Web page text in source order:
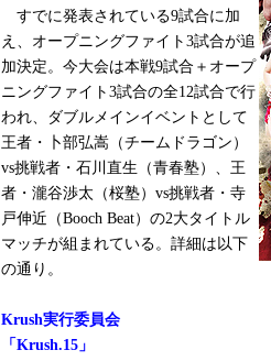
すでに発表されている9試合に加
え、オープニングファイト3試合が追
加決定。今大会は本戦9試合＋オープ
ニングファイト3試合の全12試合で行
われ、ダブルメインイベントとして
王者・卜部弘嵩（チームドラゴン）
vs挑戦者・石川直生（青春塾）、王
者・瀧谷渉太（桜塾）vs挑戦者・寺
戸伸近（Booch Beat）の2大タイトル
マッチが組まれている。詳細は以下
の通り。
Krush実行委員会
「Krush.15」